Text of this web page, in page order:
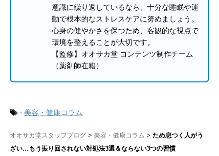
意識に繰り返しているなら、十分な睡眠や運
動で根本的なストレスケアに努めましょう。
心身の健やかさを保つため、客観的な視点で
環境を整えることが大切です。
【監修】オオサカ堂 コンテンツ制作チーム
（薬剤師在籍）
- 美容・健康コラム
オオサカ堂スタッフブログ 美容・健康コラム
ため息つく人がう
ざい…もう振り回されない対処法3選＆ならない3つの習慣